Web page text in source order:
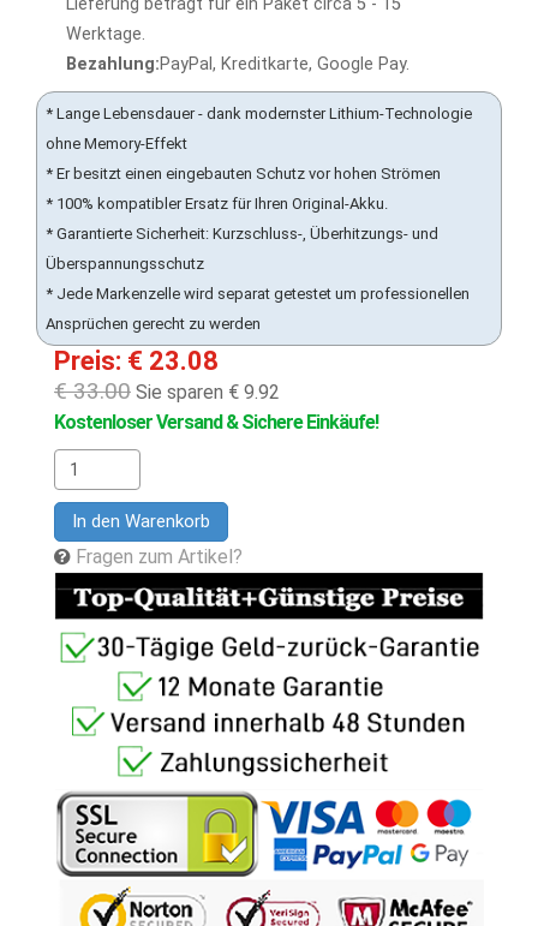
Lieferung beträgt für ein Paket circa 5 - 15
Werktage.
Bezahlung:PayPal, Kreditkarte, Google Pay.
* Lange Lebensdauer - dank modernster Lithium-Technologie
ohne Memory-Effekt
* Er besitzt einen eingebauten Schutz vor hohen Strömen
* 100% kompatibler Ersatz für Ihren Original-Akku.
* Garantierte Sicherheit: Kurzschluss-, Überhitzungs- und
Überspannungsschutz
* Jede Markenzelle wird separat getestet um professionellen
Ansprüchen gerecht zu werden
Preis: € 23.08
€ 33.00 Sie sparen € 9.92
Kostenloser Versand & Sichere Einkäufe!
In den Warenkorb
Fragen zum Artikel?